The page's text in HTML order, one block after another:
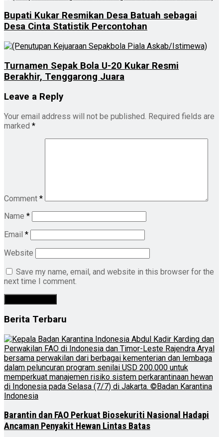
Bupati Kukar Resmikan Desa Batuah sebagai
Desa Cinta Statistik Percontohan
Turnamen Sepak Bola U-20 Kukar Resmi
Berakhir, Tenggarong Juara
Leave a Reply
Your email address will not be published. Required fields are
marked *
Comment *
Name *
Email *
Website
Save my name, email, and website in this browser for the
next time I comment.
Berita Terbaru
Barantin dan FAO Perkuat Biosekuriti Nasional Hadapi
Ancaman Penyakit Hewan Lintas Batas